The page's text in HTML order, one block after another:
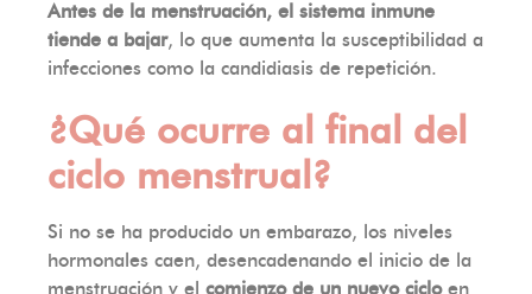
Antes de la menstruación, el sistema inmune
tiende a bajar, lo que aumenta la susceptibilidad a
infecciones como la candidiasis de repetición.
¿Qué ocurre al final del
ciclo menstrual?
Si no se ha producido un embarazo, los niveles
hormonales caen, desencadenando el inicio de la
menstruación y el comienzo de un nuevo cicloen